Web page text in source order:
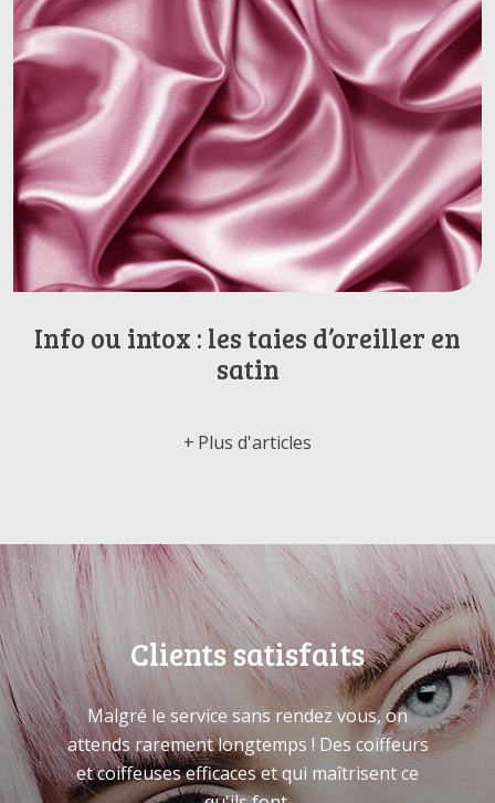
Info ou intox : les taies d’oreiller en
satin
Plus d'articles
Clients satisfaits
Malgré le service sans rendez vous, on
attends rarement longtemps ! Des coiffeurs
et coiffeuses efficaces et qui maîtrisent ce